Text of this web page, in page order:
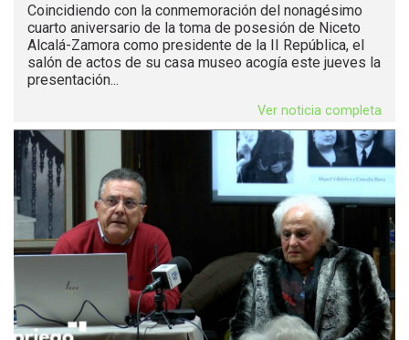
Coincidiendo con la conmemoración del nonagésimo
cuarto aniversario de la toma de posesión de Niceto
Alcalá-Zamora como presidente de la II República, el
salón de actos de su casa museo acogía este jueves la
presentación...
Ver noticia completa